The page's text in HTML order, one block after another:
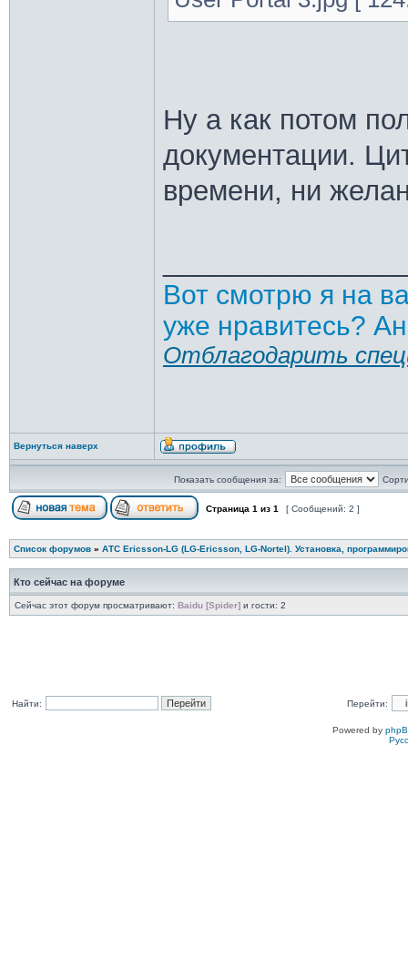
Ну а как потом
документации.
времени, ни
Вот смотрю я на
уже нравитесь?
Отблагодарить
Вернуться наверх
Показать сообщения за:
Страница 1 из 1 [ Сообщений: 2 ]
Список форумов » АТС Ericsson-LG (LG-Ericsson, LG-Nortel). Установка,
Кто сейчас на форуме
Сейчас этот форум просматривают: Baidu [Spider] и гости: 2
Найти: Перейти:
Powered by